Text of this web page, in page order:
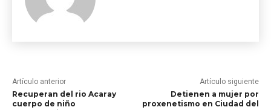
Artículo anterior
Recuperan del rio Acaray
cuerpo de niño
Artículo siguiente
Detienen a mujer por
proxenetismo en Ciudad del